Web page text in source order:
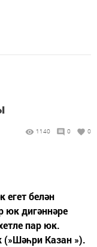
1140 0 0
белән
юк дигәннәре
пар юк.
Казан »).